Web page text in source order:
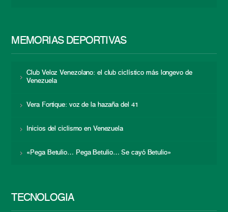
MEMORIAS DEPORTIVAS
Club Veloz Venezolano: el club ciclístico más longevo de
Venezuela
Vera Fortique: voz de la hazaña del 41
Inicios del ciclismo en Venezuela
«Pega Betulio… Pega Betulio… Se cayó Betulio»
TECNOLOGÍA